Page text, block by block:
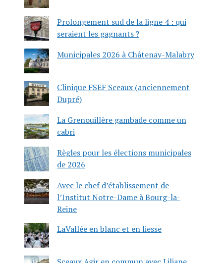
Prolongement sud de la ligne 4 : qui
seraient les gagnants ?
Municipales 2026 à Châtenay-Malabry
Clinique FSEF Sceaux (anciennement
Dupré)
La Grenouillère gambade comme un
cabri
Règles pour les élections municipales
de 2026
Avec le chef d’établissement de
l’Institut Notre-Dame à Bourg-la-
Reine
LaVallée en blanc et en liesse